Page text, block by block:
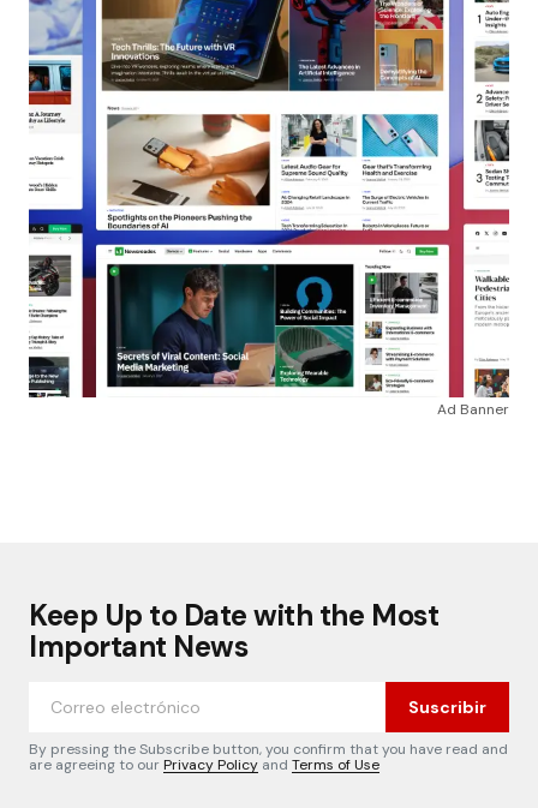
Ad Banner
Keep Up to Date with the Most
Important News
Suscribir
By pressing the Subscribe button, you confirm that you have read and
are agreeing to ourPrivacy Policy and Terms of Use